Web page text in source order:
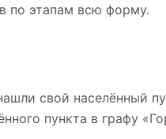
по этапам всю форму.
свой населённый
пункта в графу